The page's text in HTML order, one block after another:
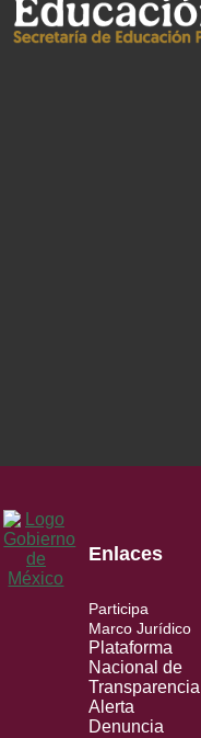
Enlaces
Participa
Marco Jurídico
Plataforma
Nacional de
Transparencia
Alerta
Denuncia